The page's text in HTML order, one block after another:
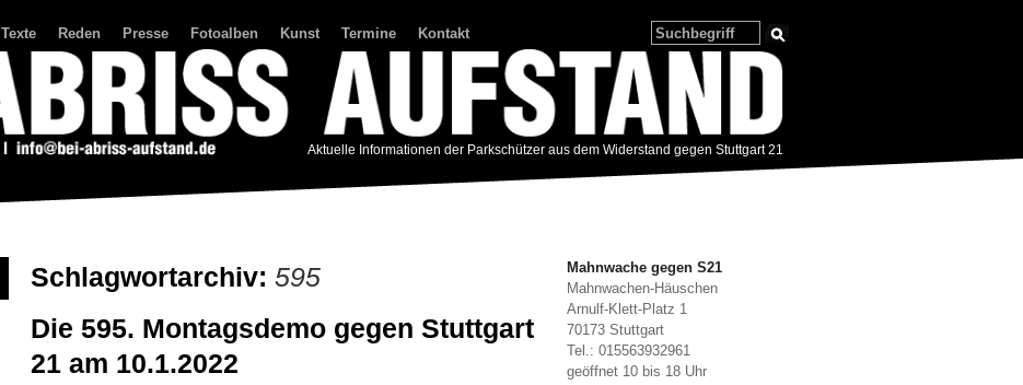
Texte Reden Presse Fotoalben Kunst Termine Kontakt
Aktuelle Informationen der Parkschützer aus dem Widerstand gegen Stuttgart 21
Schlagwortarchiv: 595
Die 595. Montagsdemo gegen Stuttgart
21 am 10.1.2022
Mahnwache gegen S21
Mahnwachen-Häuschen
Arnulf-Klett-Platz 1
70173 Stuttgart
Tel.: 015563932961
geöffnet 10 bis 18 Uhr